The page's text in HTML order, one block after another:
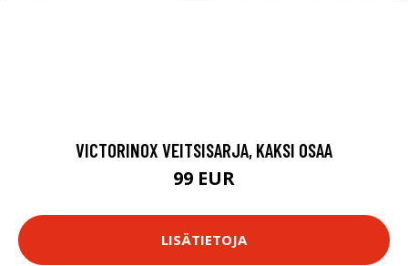
VICTORINOX VEITSISARJA, KAKSI OSAA
99 EUR
LISÄTIETOJA